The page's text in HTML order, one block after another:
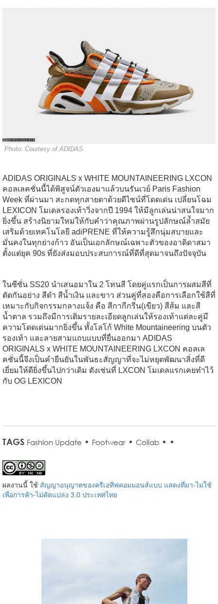
Photo: Courtesy of ADIDAS
ADIDAS ORIGINALS x WHITE MOUNTAINEERING LXCON
คอลเลคชั่นนี้ได้พิสูจน์ตัวเองมาแล้วบนรันเวย์ Paris Fashion
Week ที่ผ่านมา สะกดทุกสายตาด้วยดีไซน์ที่โดดเด่น เปลี่ยนโฉม
LEXICON โมเดลรองเท้าวิ่งจากปี 1994 ให้มีลูกเล่นน่าสนใจมาก
ยิ่งขึ้น สร้างนิยามใหม่ให้กับคำว่าคุณภาพผ่านรูปลักษณ์ล้ำสมัย
เสริมด้วยเทคโนโลยี adiPRENE ที่ให้ความรู้สึกนุ่มสบายและ
มั่นคงในทุกย่างก้าว อันเป็นเอกลักษณ์เฉพาะตัวของอาดิดาสมา
ตั้งแต่ยุค 90s ที่ยังส่งมอบประสบการณ์ที่ดีที่สุดมาจนถึงปัจจุบัน
ในซีซั่น SS20 นำเสนอมาใน 2 โทนสี โดยคู่แรกเป็นการผสมสีที่
ตัดกันอย่าง สีดำ สีน้ำเงิน และขาว ส่วนคู่ที่สองคือการเลือกใช้สีที่
เหมาะกับกิจกรรมกลางแจ้ง คือ สีกากีกรีน(เขียว) สีส้ม และสี
น้ำตาล รวมถึงมีการเติมรายละเอียดลูกเล่นให้รองเท้าแต่ละคู่มี
ความโดดเด่นมากยิ่งขึ้น ทั้งโลโก้ White Mountaineering บนตัว
รองเท้า และลายสามแถบแบบที่ยื่นออกมา ADIDAS
ORIGINALS x WHITE MOUNTAINEERING LXCON คอลเล
คชั่นนี้จึงเป็นคำยืนยันในพันธะสัญญาที่จะไม่หยุดพัฒนาสิ่งที่ดี
เยี่ยมให้ดียิ่งขึ้นไปกว่าเดิม ดังเช่นที่ LXCON โมเดลแรกเคยทำไว้
กับ OG LEXICON
TAGS Fashion Update • Footwear • Collab • •
ผลงานนี้ ใช้ สัญญาอนุญาตของครีเอทีฟคอมมอนส์แบบ แสดงที่มา-ไม่ใช้
เพื่อการค้า-ไม่ดัดแปลง 3.0 ประเทศไทย